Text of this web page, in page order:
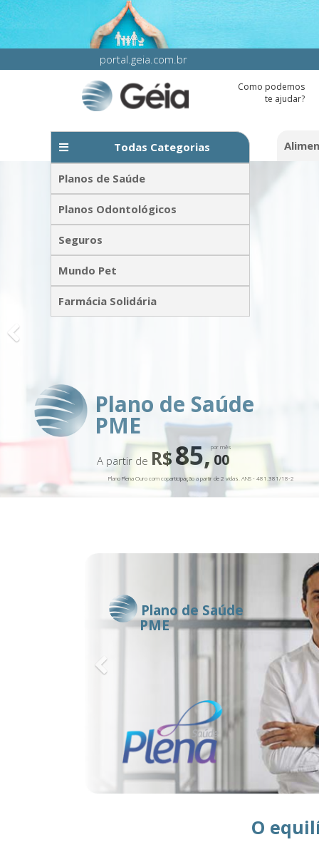
portal.geia.com.br
Como podemos
te ajudar?
Todas Categorias
Planos de Saúde
Planos Odontológicos
Seguros
Mundo Pet
Farmácia Solidária
Plano de Saúde
PME
A partir de R$85,00
por mês
Plano Plena Ouro com coparticipação a partir de 2 vidas. ANS - 481.381/18-2
Plano de Saúde
PME
O